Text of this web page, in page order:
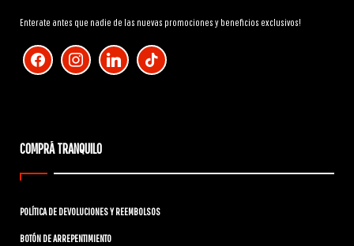
Enterate antes que nadie de las nuevas promociones y beneficios exclusivos!
facebook instagram linkedin tiktok
COMPRÁ TRANQUILO
POLÍTICA DE DEVOLUCIONES Y REEMBOLSOS
BOTÓN DE ARREPENTIMIENTO